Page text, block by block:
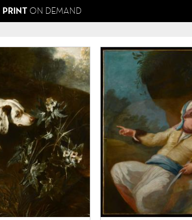
PRINT ON DEMAND